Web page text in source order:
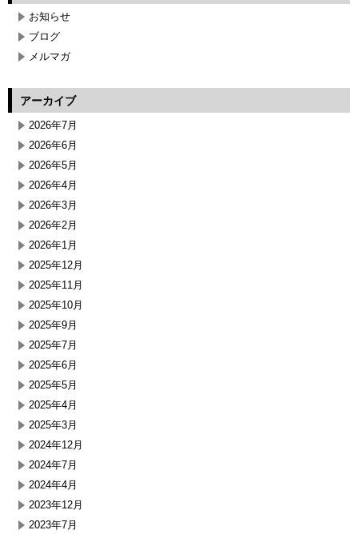
お知らせ
ブログ
メルマガ
アーカイブ
2026年7月
2026年6月
2026年5月
2026年4月
2026年3月
2026年2月
2026年1月
2025年12月
2025年11月
2025年10月
2025年9月
2025年7月
2025年6月
2025年5月
2025年4月
2025年3月
2024年12月
2024年7月
2024年4月
2023年12月
2023年7月